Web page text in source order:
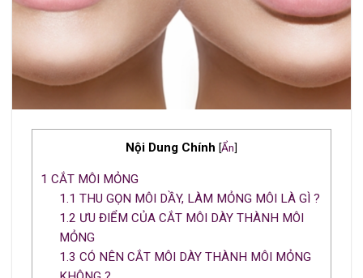
Nội Dung Chính [Ẩn]
1 CẮT MÔI MỎNG
1.1 THU GỌN MÔI DẦY, LÀM MỎNG MÔI LÀ GÌ ?
1.2 ƯU ĐIỂM CỦA CẮT MÔI DÀY THÀNH MÔI
MỎNG
1.3 CÓ NÊN CẮT MÔI DÀY THÀNH MÔI MỎNG